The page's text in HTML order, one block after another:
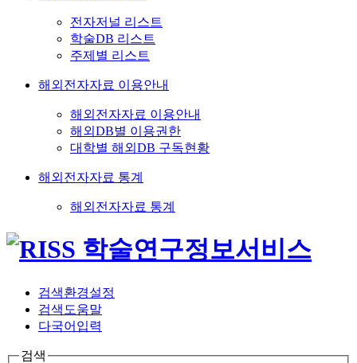
전자저널 리스트
학술DB 리스트
주제별 리스트
해외전자자료 이용안내
해외전자자료 이용안내
해외DB별 이용권한
대학별 해외DB 구독현황
해외전자자료 통계
해외전자자료 통계
검색환경설정
검색도움말
다국어입력
검색